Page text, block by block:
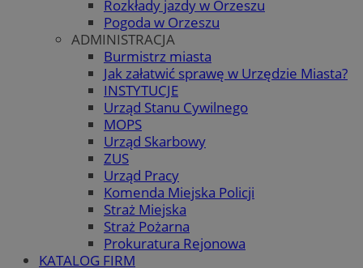
Rozkłady jazdy w Orzeszu
Pogoda w Orzeszu
ADMINISTRACJA
Burmistrz miasta
Jak załatwić sprawę w Urzędzie Miasta?
INSTYTUCJE
Urząd Stanu Cywilnego
MOPS
Urząd Skarbowy
ZUS
Urząd Pracy
Komenda Miejska Policji
Straż Miejska
Straż Pożarna
Prokuratura Rejonowa
KATALOG FIRM